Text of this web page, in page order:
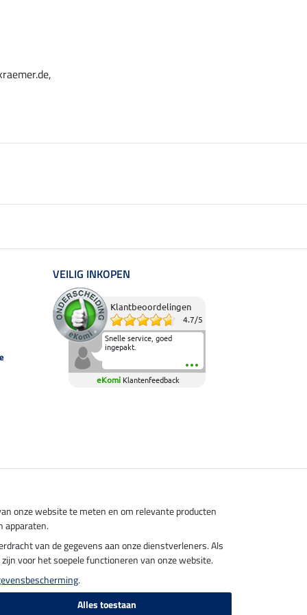
VEILIG INKOPEN
Klantbeoordelingen
4.7/5
Snelle service, goed
ingepakt.
eKomi Klantenfeedback
onze website te meten en om relevante producten
apparaten.
van de gegevens aan onze dienstverleners. Als
voor het soepele functioneren van onze website.
.
Alles toestaan